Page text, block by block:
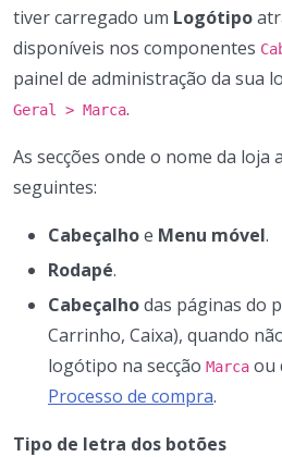
tiver carregado um Logótipo
disponíveis nos componentes
painel de administração da sua
Geral > Marca.
As secções onde o nome da loja
seguintes:
Cabeçalhoe Menu móvel.
Rodapé.
Cabeçalhodas páginas do
Carrinho, Caixa), quando
logótipo na secção Marca ou
Processo de compra.
Tipo de letra dos botões